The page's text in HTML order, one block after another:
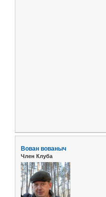
Вован вованыч
Член Клуба